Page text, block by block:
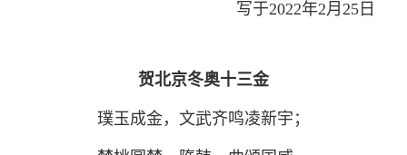
写于2022年2月25日
贺北京冬奥十三金
璞玉成金，文武齐鸣凌新宇；